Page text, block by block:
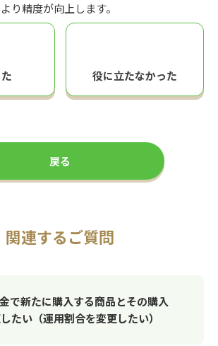
り精度が向上します。
役に立たなかった
戻る
関連するご質問
で新たに購入する商品とその購入
たい（運用割合を変更したい）